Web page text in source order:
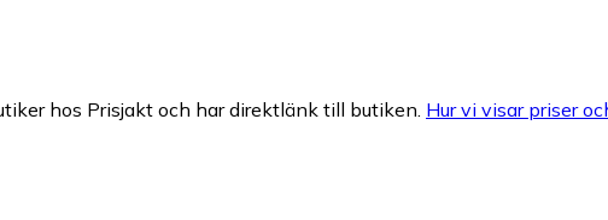
hos Prisjakt och har direktlänk till butiken. Hur vi visar priser